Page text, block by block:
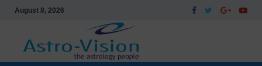
August 8, 2026